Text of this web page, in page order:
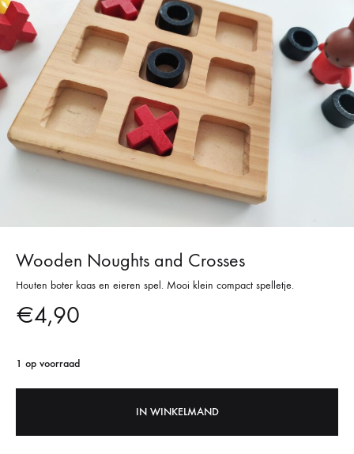
Wooden Noughts and Crosses
Houten boter kaas en eieren spel. Mooi klein compact spelletje.
€4,90
1 op voorraad
IN WINKELMAND